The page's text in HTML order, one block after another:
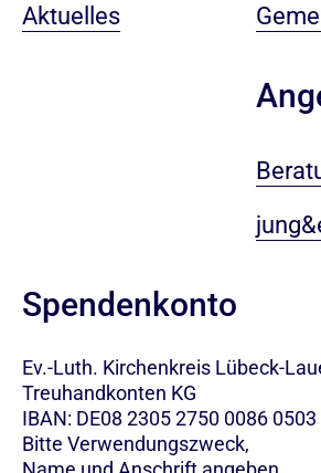
Aktuelles
Spendenkonto
Ev.-Luth. Kirchenkreis Lübeck-
Treuhandkonten KG
IBAN: DE08 2305 2750 0086 0503
Bitte Verwendungszweck,